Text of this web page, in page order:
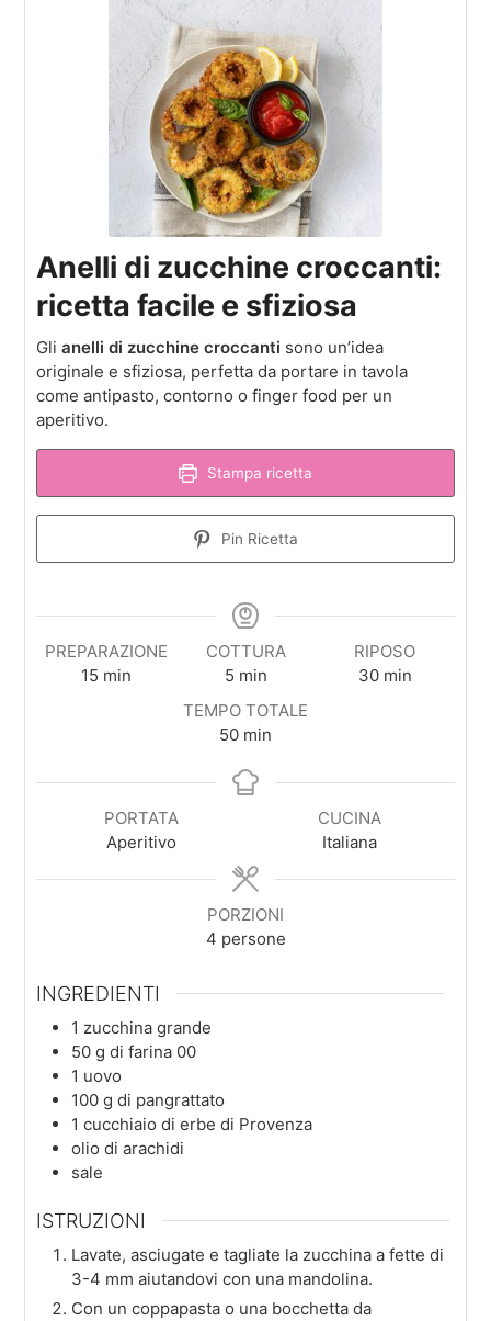
Anelli di zucchine croccanti:
ricetta facile e sfiziosa
Glianelli di zucchine croccanti sono un’idea
originale e sfiziosa, perfetta da portare in tavola
come antipasto, contorno o finger food per un
aperitivo.
Stampa ricetta
Pin Ricetta
PREPARAZIONE
15minuti
min
COTTURA
5minuti
min
RIPOSO
30minuti
min
TEMPO TOTALE
50minuti
min
PORTATA
Aperitivo
CUCINA
Italiana
PORZIONI
4 persone
INGREDIENTI
1 zucchina grande
50 g di farina 00
1 uovo
100 g di pangrattato
1 cucchiaio di erbe di Provenza
olio di arachidi
sale
ISTRUZIONI
Lavate, asciugate e tagliate la zucchina a fette di
3-4 mm aiutandovi con una mandolina.
Con un coppapasta o una bocchetta da